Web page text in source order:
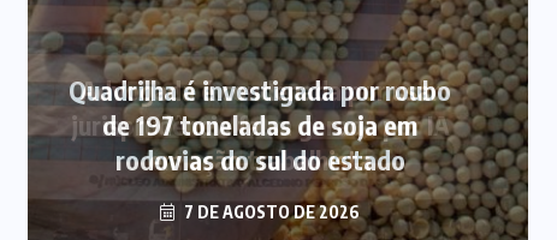
Quadrilha é investigada por roubo
de 197 toneladas de soja em
rodovias do sul do estado
7 DE AGOSTO DE 2026